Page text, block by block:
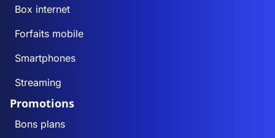
Box internet
Forfaits mobile
Smartphones
Streaming
Promotions
Bons plans